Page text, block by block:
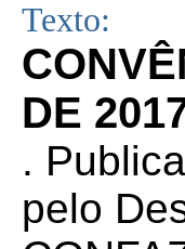
Texto:
DE
.
pelo